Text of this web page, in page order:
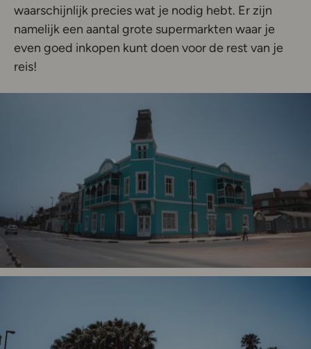
waarschijnlijk precies wat je nodig hebt. Er zijn
namelijk een aantal grote supermarkten waar je
even goed inkopen kunt doen voor de rest van je
reis!